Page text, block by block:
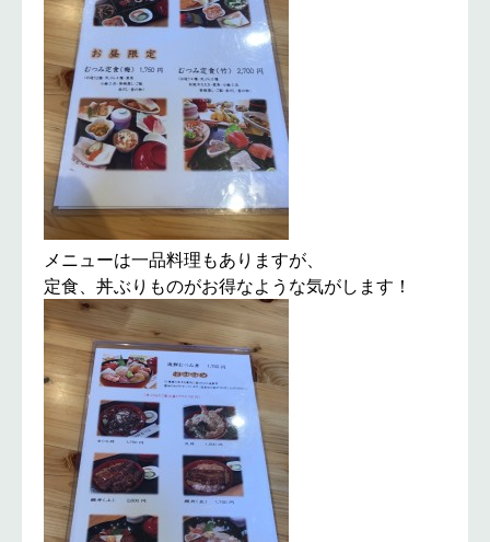
メニューは一品料理もありますが、
定食、丼ぶりものがお得なような気がします！